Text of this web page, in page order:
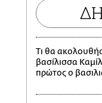
Τι θα
βασίλισσα
πρώτος ο